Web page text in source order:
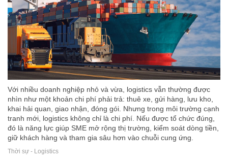
Với nhiều doanh nghiệp nhỏ và vừa, logistics vẫn thường được
nhìn như một khoản chi phí phải trả: thuê xe, gửi hàng, lưu kho,
khai hải quan, giao nhận, đóng gói. Nhưng trong môi trường cạnh
tranh mới, logistics không chỉ là chi phí. Nếu được tổ chức đúng,
đó là năng lực giúp SME mở rộng thị trường, kiểm soát dòng tiền,
giữ khách hàng và tham gia sâu hơn vào chuỗi cung ứng.
Thời sự - Logistics